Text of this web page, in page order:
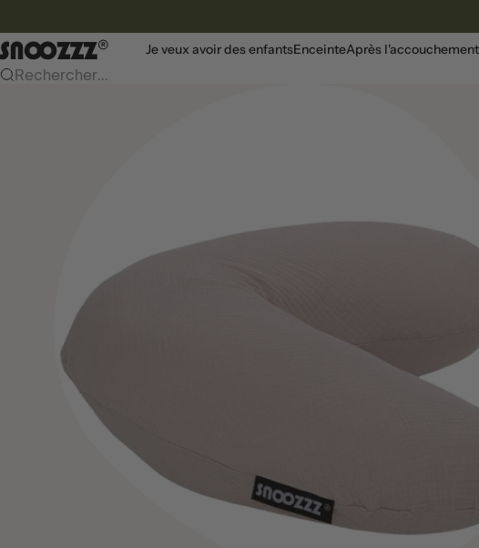
Snoozzz webshop Je veux avoir des enfantsEnceinteAprès l'accouchement
Rechercher...